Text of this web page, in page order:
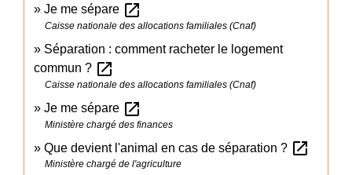
Je me sépare open_in_new
Caisse nationale des allocations familiales (Cnaf)
Séparation : comment racheter le logement
commun ? open_in_new
Caisse nationale des allocations familiales (Cnaf)
Je me sépare open_in_new
Ministère chargé des finances
Que devient l'animal en cas de séparation ? open_in_new
Ministère chargé de l'agriculture